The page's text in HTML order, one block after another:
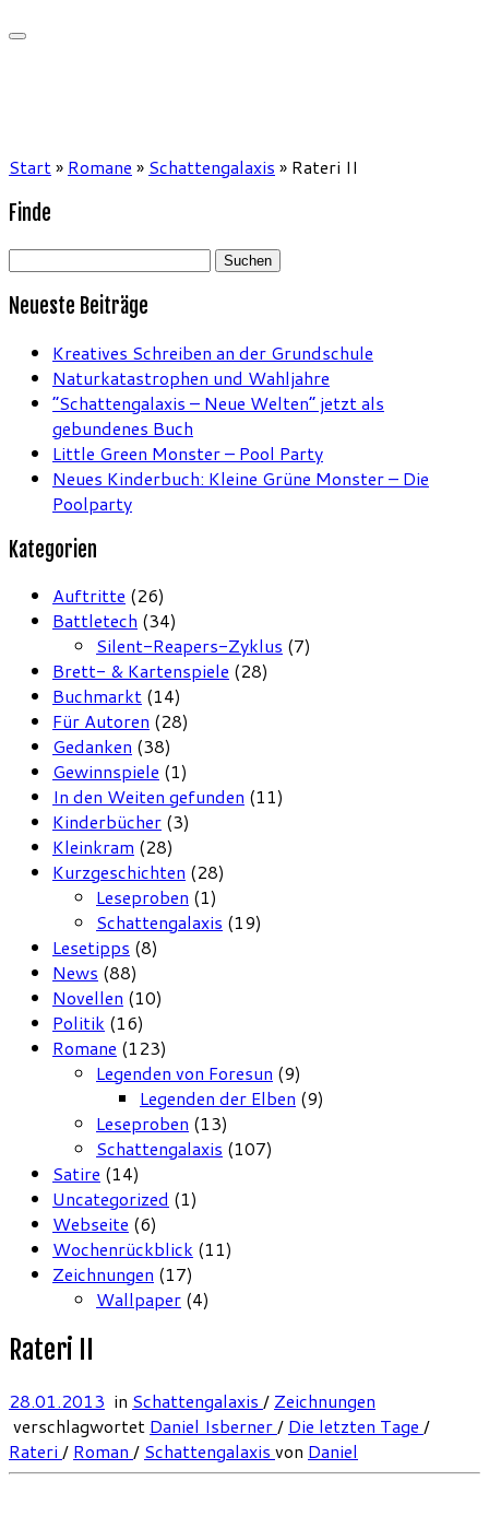
Start» Romane » Schattengalaxis » Rateri II
Finde
Suchen
Neueste Beiträge
Kreatives Schreiben an der Grundschule
Naturkatastrophen und Wahljahre
“Schattengalaxis – Neue Welten” jetzt als
gebundenes Buch
Little Green Monster – Pool Party
Neues Kinderbuch: Kleine Grüne Monster – Die
Poolparty
Kategorien
Auftritte (26)
Battletech (34)
Silent-Reapers-Zyklus (7)
Brett- & Kartenspiele (28)
Buchmarkt (14)
Für Autoren (28)
Gedanken (38)
Gewinnspiele (1)
In den Weiten gefunden (11)
Kinderbücher (3)
Kleinkram (28)
Kurzgeschichten (28)
Leseproben (1)
Schattengalaxis (19)
Lesetipps (8)
News (88)
Novellen (10)
Politik (16)
Romane (123)
Legenden von Foresun (9)
Legenden der Elben (9)
Leseproben (13)
Schattengalaxis (107)
Satire (14)
Uncategorized (1)
Webseite (6)
Wochenrückblick (11)
Zeichnungen (17)
Wallpaper (4)
Rateri II
28.01.2013 in Schattengalaxis / Zeichnungen
verschlagwortet Daniel Isberner/ Die letzten Tage /
Rateri / Roman / Schattengalaxis von Daniel